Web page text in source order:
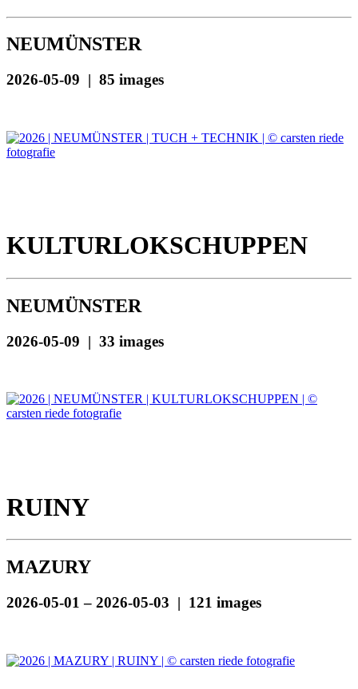
NEUMÜNSTER
2026-05-09 | 85 images
KULTURLOKSCHUPPEN
NEUMÜNSTER
2026-05-09 | 33 images
RUINY
MAZURY
2026-05-01 – 2026-05-03 | 121 images